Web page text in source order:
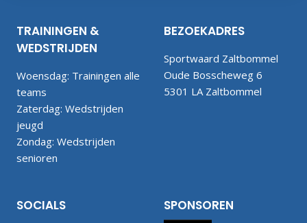
TRAININGEN &
WEDSTRIJDEN
Woensdag: Trainingen alle
teams
Zaterdag: Wedstrijden
jeugd
Zondag: Wedstrijden
senioren
BEZOEKADRES
Sportwaard Zaltbommel
Oude Bosscheweg 6
5301 LA Zaltbommel
SOCIALS SPONSOREN